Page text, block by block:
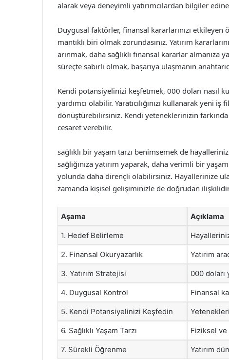
alarak veya deneyimli yatırımcılardan bilgiler
Duygusal faktörler, finansal kararlarınızı
mantıklı biri olmak zorundasınız. Yatırım
arınmak, daha sağlıklı finansal kararlar almanıza
süreçte sabırlı olmak, başarıya ulaşmanın
Kendi potansiyelinizi keşfetmek, 000 doları nasıl
yardımcı olabilir. Yaratıcılığınızı kullanarak
dönüştürebilirsiniz. Kendi yeteneklerinizin
cesaret verebilir.
sağlıklı bir yaşam tarzı benimsemek de
sağlığınıza yatırım yaparak, daha verimli bir
yolunda daha dirençli olabilirsiniz. Hayallerinize
zamanda kişisel gelişiminizle de doğrudan
Aşama Açıklama
1. Hedef Belirleme
2. Finansal Okuryazarlık Yatırım
3. Yatırım Stratejisi 000
4. Duygusal Kontrol Finansal
5. Kendi Potansiyelinizi Keşfedin
6. Sağlıklı Yaşam Tarzı Fiziksel ve
7. Sürekli Öğrenme Yatırım